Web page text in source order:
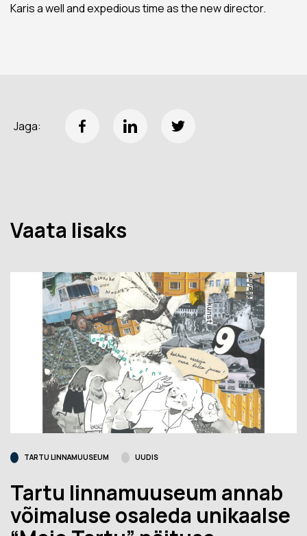
Karis a well and expedious time as the new director.
Jaga:
Vaata lisaks
TARTU LINNAMUUSEUM UUDIS
Tartu linnamuuseum annab
võimaluse osaleda unikaalse